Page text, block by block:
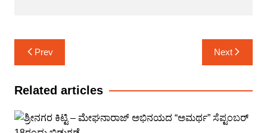
Post
navigation
Prev Next
Related articles